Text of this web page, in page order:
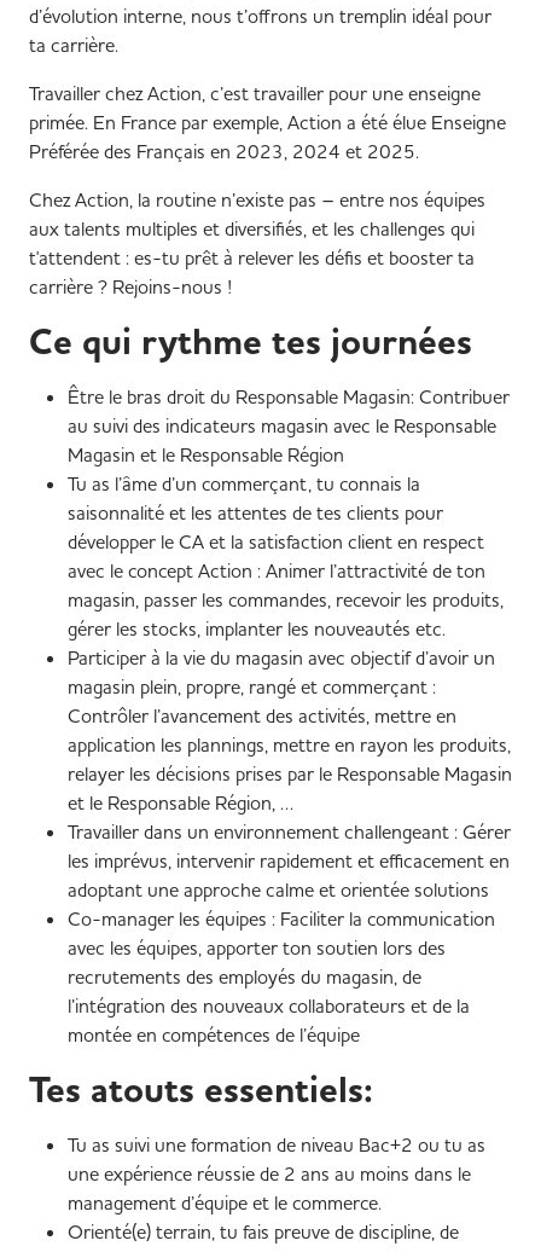
d’évolution interne, nous t’offrons un tremplin idéal pour
ta carrière.
Travailler chez Action, c’est travailler pour une enseigne
primée. En France par exemple, Action a été élue Enseigne
Préférée des Français en 2023, 2024 et 2025.
Chez Action, la routine n’existe pas – entre nos équipes
aux talents multiples et diversifiés, et les challenges qui
t'attendent : es-tu prêt à relever les défis et booster ta
carrière ? Rejoins-nous !
Ce qui rythme tes journées
Être le bras droit du Responsable Magasin: Contribuer
au suivi des indicateurs magasin avec le Responsable
Magasin et le Responsable Région
Tu as l’âme d’un commerçant, tu connais la
saisonnalité et les attentes de tes clients pour
développer le CA et la satisfaction client en respect
avec le concept Action : Animer l’attractivité de ton
magasin, passer les commandes, recevoir les produits,
gérer les stocks, implanter les nouveautés etc.
Participer à la vie du magasin avec objectif d’avoir un
magasin plein, propre, rangé et commerçant :
Contrôler l’avancement des activités, mettre en
application les plannings, mettre en rayon les produits,
relayer les décisions prises par le Responsable Magasin
et le Responsable Région, …
Travailler dans un environnement challengeant : Gérer
les imprévus, intervenir rapidement et efficacement en
adoptant une approche calme et orientée solutions
Co-manager les équipes : Faciliter la communication
avec les équipes, apporter ton soutien lors des
recrutements des employés du magasin, de
l’intégration des nouveaux collaborateurs et de la
montée en compétences de l’équipe
Tes atouts essentiels:
Tu as suivi une formation de niveau Bac+2 ou tu as
une expérience réussie de 2 ans au moins dans le
management d’équipe et le commerce.
Orienté(e) terrain, tu fais preuve de discipline, de